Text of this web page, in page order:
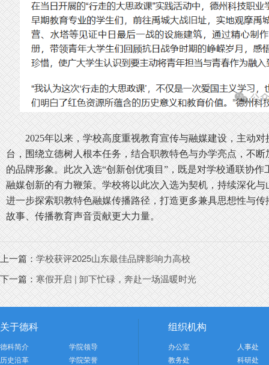
2025年以来，学校高度重视教育宣传与融媒建设，主动
台，围绕立德树人根本任务，结合职教特色与办学亮点，不
的品牌形象。此次入选“创新创优项目”，既是对学校通联协
融媒创新的有力鞭策。学校将以此次入选为契机，持续深化
进一步探索职教特色融媒传播路径，打造更多兼具思想性与
故事、传播教育声音贡献更大力量。
上一篇：学校获评2025山东最佳品牌影响力高校
下一篇：寒假开启 | 卸下忙碌，奔赴一场温暖时光
关于德科
德科简介
学院领导
历史沿革
学院荣誉
组织机构
办公室
人事处
教务处
科研处